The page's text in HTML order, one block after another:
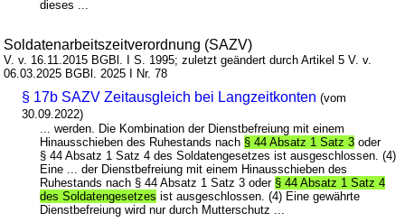
dieses ...
Soldatenarbeitszeitverordnung (SAZV)
V. v. 16.11.2015 BGBl. I S. 1995; zuletzt geändert durch Artikel 5 V. v.
06.03.2025 BGBl. 2025 I Nr. 78
§ 17b SAZV Zeitausgleich bei Langzeitkonten (vom
30.09.2022)
... werden. Die Kombination der Dienstbefreiung mit einem
Hinausschieben des Ruhestands nach § 44 Absatz 1 Satz 3 oder
§ 44 Absatz 1 Satz 4 des Soldatengesetzes ist ausgeschlossen. (4)
Eine ... der Dienstbefreiung mit einem Hinausschieben des
Ruhestands nach § 44 Absatz 1 Satz 3 oder § 44 Absatz 1 Satz 4
des Soldatengesetzes ist ausgeschlossen. (4) Eine gewährte
Dienstbefreiung wird nur durch Mutterschutz ...